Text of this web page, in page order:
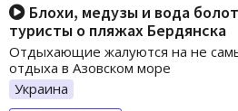
Блохи, медузы и вода
туристы о пляжах Бердянска
Отдыхающие жалуются на не
отдыха в Азовском море
Украина